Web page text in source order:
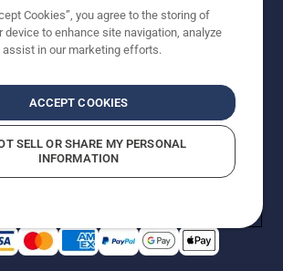
AB (publ). All rights reserved. Priserna
cirkapriser. Alla angivna
försäljningspriser (inkl.
produkten är tillgänglig för direkt köp.
Användningsvillkor Sekretessmeddelande
Rapportera misstänkta överträdelser
Cookies”, you agree to the storing of
device to enhance site navigation, analyze
assist in our marketing efforts.
ACCEPT COOKIES
SELL OR SHARE MY PERSONAL
INFORMATION